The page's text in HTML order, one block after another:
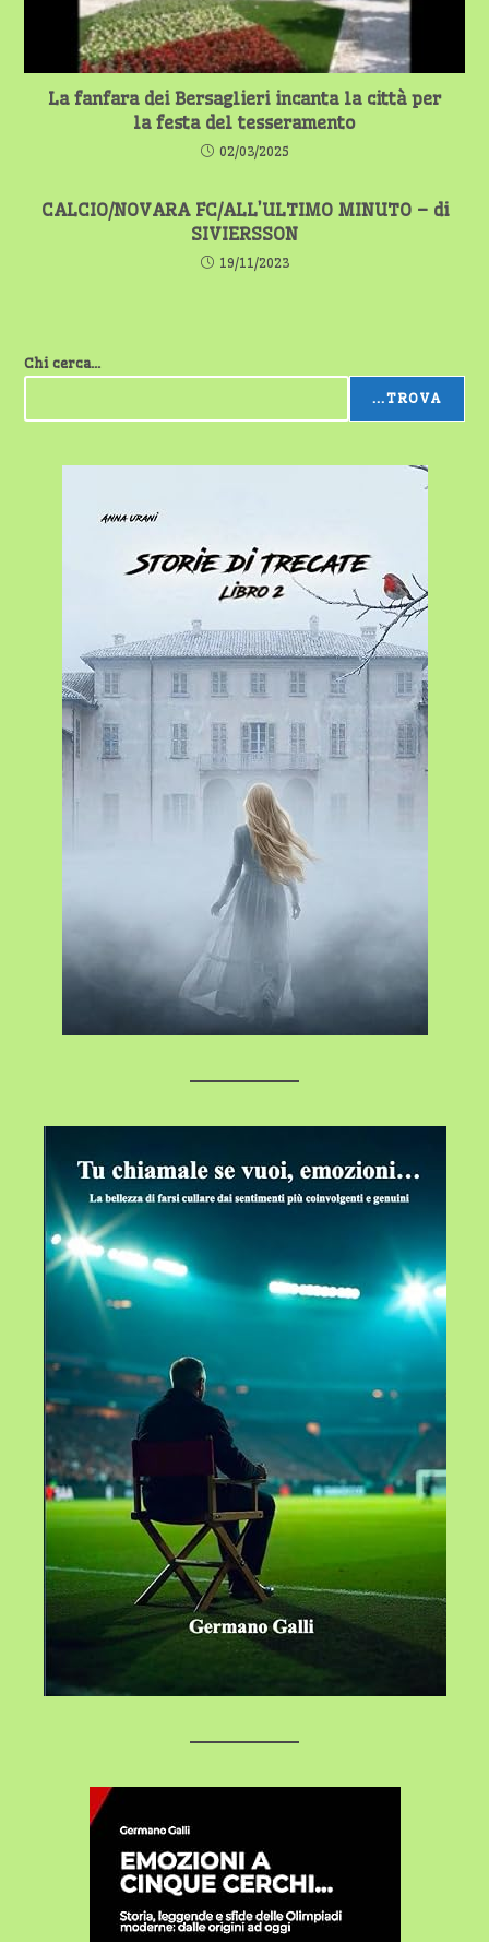
La fanfara dei Bersaglieri incanta la città per
la festa del tesseramento
02/03/2025
CALCIO/NOVARA FC/ALL’ULTIMO MINUTO – di
SIVIERSSON
19/11/2023
Chi cerca...
...TROVA